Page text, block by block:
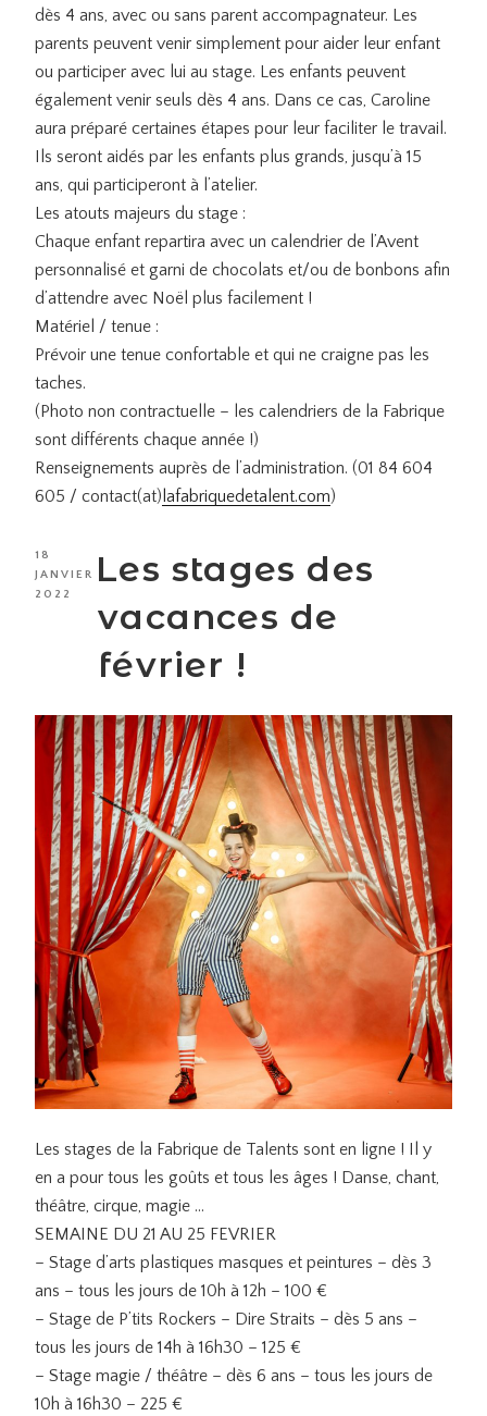
dès 4 ans, avec ou sans parent accompagnateur. Les
parents peuvent venir simplement pour aider leur enfant
ou participer avec lui au stage. Les enfants peuvent
également venir seuls dès 4 ans. Dans ce cas, Caroline
aura préparé certaines étapes pour leur faciliter le travail.
Ils seront aidés par les enfants plus grands, jusqu’à 15
ans, qui participeront à l’atelier.
Les atouts majeurs du stage :
Chaque enfant repartira avec un calendrier de l’Avent
personnalisé et garni de chocolats et/ou de bonbons afin
d’attendre avec Noël plus facilement !
Matériel / tenue :
Prévoir une tenue confortable et qui ne craigne pas les
taches.
(Photo non contractuelle – les calendriers de la Fabrique
sont différents chaque année !)
Renseignements auprès de l’administration. (01 84 604
605 / contact(at) lafabriquedetalent.com)
PUBLIÉ
LE
18
JANVIER
2022
Les stages des
vacances de
février !
Les stages de la Fabrique de Talents sont en ligne ! Il y
en a pour tous les goûts et tous les âges ! Danse, chant,
théâtre, cirque, magie …
SEMAINE DU 21 AU 25 FEVRIER
– Stage d’arts plastiques masques et peintures – dès 3
ans – tous les jours de 10h à 12h – 100 €
– Stage de P’tits Rockers – Dire Straits – dès 5 ans –
tous les jours de 14h à 16h30 – 125 €
– Stage magie / théâtre – dès 6 ans – tous les jours de
10h à 16h30 – 225 €